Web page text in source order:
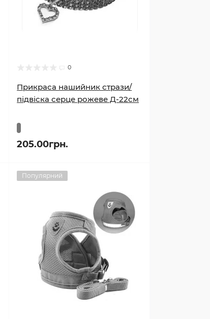
0
Прикраса нашийник стрази/
підвіска серце рожеве Д-22см
205.00грн.
Популярний